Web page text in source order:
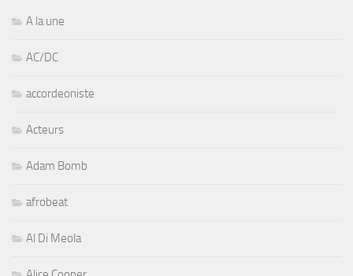
A la une
AC/DC
accordeoniste
Acteurs
Adam Bomb
afrobeat
Al Di Meola